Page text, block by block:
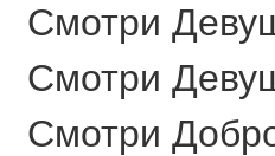
Смотри
Смотри
Смотри